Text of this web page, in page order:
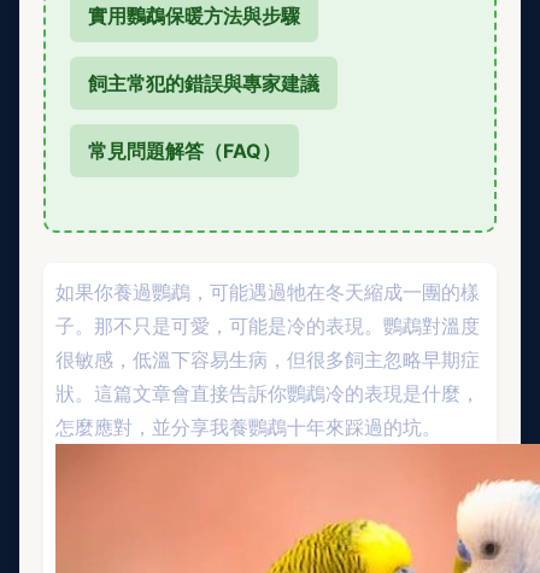
實用鸚鵡保暖方法與步驟
飼主常犯的錯誤與專家建議
常見問題解答（FAQ）
如果你養過鸚鵡，可能遇過牠在冬天縮成一團的樣
子。那不只是可愛，可能是冷的表現。鸚鵡對溫度
很敏感，低溫下容易生病，但很多飼主忽略早期症
狀。這篇文章會直接告訴你鸚鵡冷的表現是什麼，
怎麼應對，並分享我養鸚鵡十年來踩過的坑。